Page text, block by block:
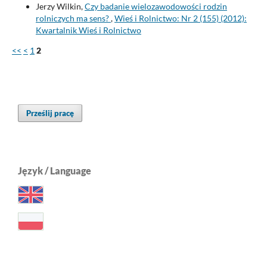
Jerzy Wilkin,Czy badanie wielozawodowości rodzin
rolniczych ma sens?,Wieś i Rolnictwo: Nr 2 (155) (2012):
Kwartalnik Wieś i Rolnictwo
<< < 1 2
Prześlij pracę
Język / Language